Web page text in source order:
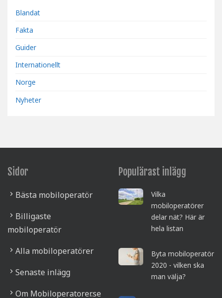
Blandat
Fakta
Guider
Internationellt
Norge
Nyheter
Sidor
Bästa mobiloperatör
Billigaste
mobiloperatör
Alla mobiloperatörer
Senaste inlägg
Om Mobiloperatorer.se
Populärast inlägg
Vilka
mobiloperatörer
delar nät? Här är
hela listan
Byta mobiloperatör
2020 - vilken ska
man välja?